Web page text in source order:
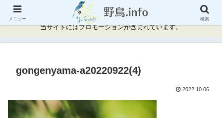
神奈川県周辺の野鳥情報と記録
当サイトにはプロモーションが含まれています。
gongenyama-a20220922(4)
2022.10.06
メニュー 検索